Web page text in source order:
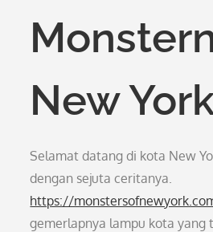
New
Selamat datang di kota New
dengan sejuta ceritanya.
https://
gemerlapnya lampu kota yang